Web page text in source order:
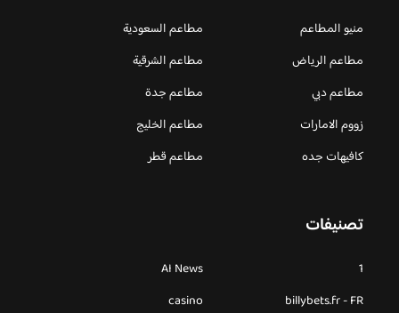
منيو المطاعم
مطاعم السعودية
مطاعم الرياض
مطاعم الشرقية
مطاعم دبي
مطاعم جدة
زووم الامارات
مطاعم الخليج
كافيهات جده
مطاعم قطر
تصنيفات
1
AI News
billybets.fr - FR
casino